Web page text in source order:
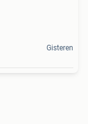
Gisteren